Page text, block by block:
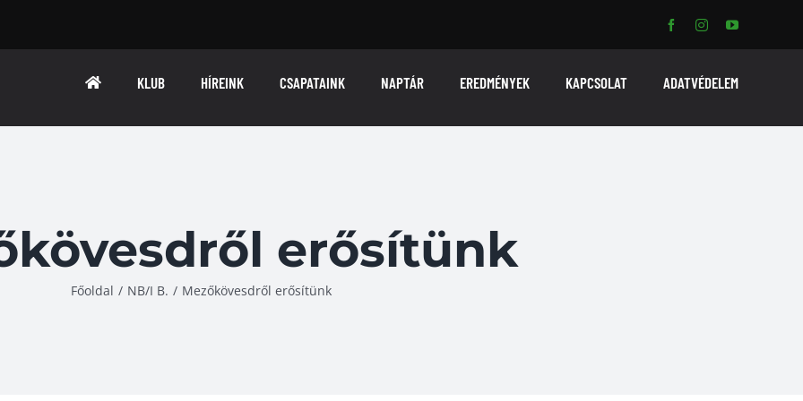
KLUB HÍREINK CSAPATAINK NAPTÁR EREDMÉNYEK KAPCSOLAT ADATVÉDELEM
erősítünk
Főoldal / NB/I B. / Mezőkövesdről erősítünk